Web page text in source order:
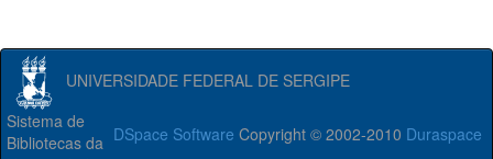
UNIVERSIDADE FEDERAL DE SERGIPE
DSpace Software Copyright © 2002-2010 Duraspace
Sistema de
Bibliotecas da